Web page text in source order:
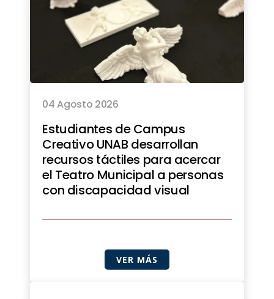
04 Agosto 2026
Estudiantes de Campus
Creativo UNAB desarrollan
recursos táctiles para acercar
el Teatro Municipal a personas
con discapacidad visual
VER MÁS